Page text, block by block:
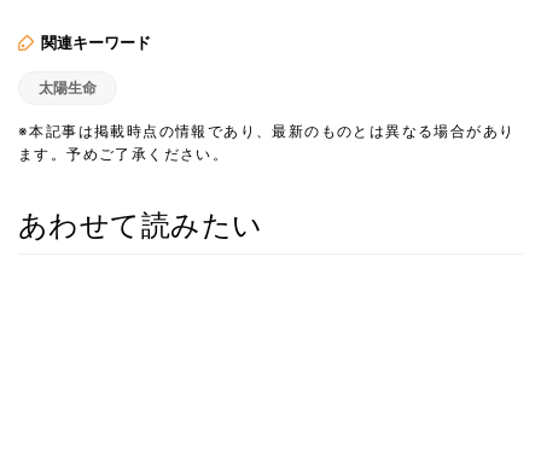
関連キーワード
太陽生命
※本記事は掲載時点の情報であり、最新のものとは異なる場合があり
ます。予めご了承ください。
あわせて読みたい